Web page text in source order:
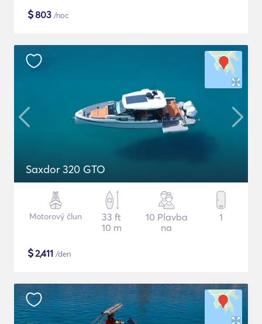
$803 /noc
Saxdor 320 GTO
Motorový člun
33 ft
10 m
10 Plavba
na
1
$2,411 /den